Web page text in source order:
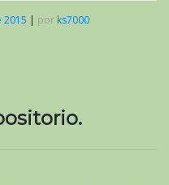
2015 | por ks7000